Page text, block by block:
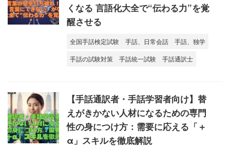
くなる 言語化大全で“伝わる力”を覚
醒させる
全国手話検定試験 手話、日常会話
手話、独学
手話の試験対策
手話統一試験 手話通訳士
【手話通訳者・手話学習者向け】替
えがきかない人材になるための専門
性の身につけ方：需要に応える「＋
α」スキルを徹底解説